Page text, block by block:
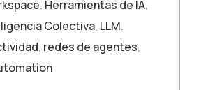
, Herramientas de IA,
Colectiva, LLM,
, redes de agentes,